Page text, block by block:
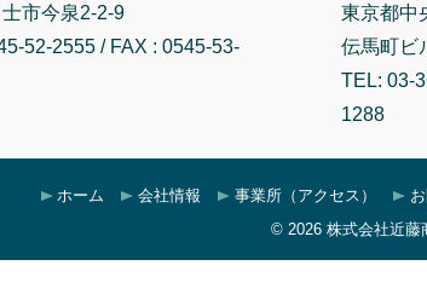
市今泉2-2-9
52-2555 / FAX : 0545-53-
東京都中
伝馬町ビ
TEL: 03-
1288
ホーム 会社情報 事業所（アクセス）
© 2026 株式会社近藤